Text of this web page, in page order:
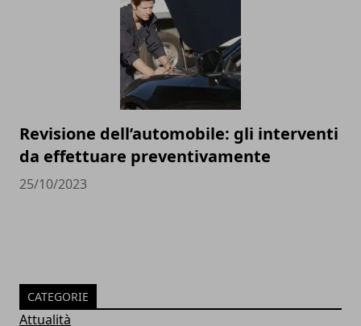
Revisione dell’automobile: gli interventi
da effettuare preventivamente
25/10/2023
CATEGORIE
Attualità